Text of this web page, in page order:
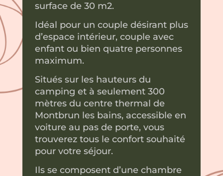
surface de 30 m2.
Idéal pour un couple désirant plus
d’espace intérieur, couple avec
enfant ou bien quatre personnes
maximum.
Situés sur les hauteurs du
camping et à seulement 300
mètres du centre thermal de
Montbrun les bains, accessible en
voiture au pas de porte, vous
trouverez tous le confort souhaité
pour votre séjour.
Ils se composent d’une chambre